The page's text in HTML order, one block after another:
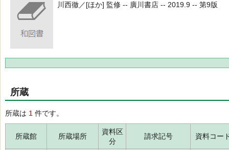
川西徹／[ほか] 監修 -- 廣川書店 -- 2019.9 -- 第9版
所蔵
所蔵は 1 件です。
所蔵館 所蔵場所
資料区
分
請求記号 資料コー